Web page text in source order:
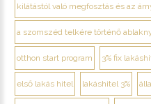
kilátástól való megfosztás és az
a szomszéd telkére történő
otthon start program 3% fix
első lakás hitel lakáshitel 3%